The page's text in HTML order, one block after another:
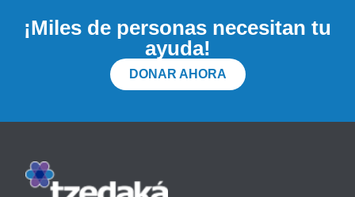
¡Miles de personas necesitan tu
ayuda!
DONAR AHORA